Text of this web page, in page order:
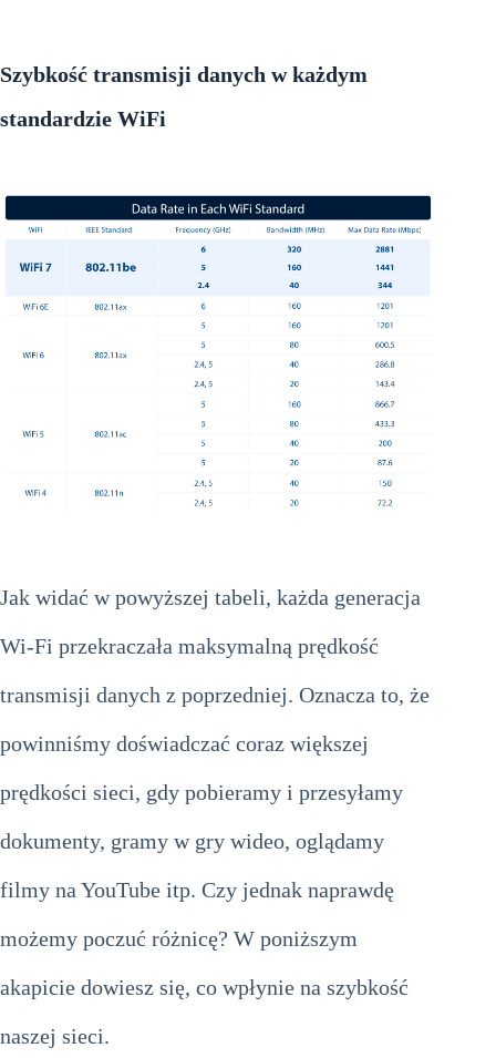
Szybkość transmisji danych w każdym
standardzie WiFi
Jak widać w powyższej tabeli, każda generacja
Wi-Fi przekraczała maksymalną prędkość
transmisji danych z poprzedniej. Oznacza to, że
powinniśmy doświadczać coraz większej
prędkości sieci, gdy pobieramy i przesyłamy
dokumenty, gramy w gry wideo, oglądamy
filmy na YouTube itp. Czy jednak naprawdę
możemy poczuć różnicę? W poniższym
akapicie dowiesz się, co wpłynie na szybkość
naszej sieci.